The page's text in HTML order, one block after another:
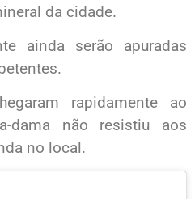
da cidade.
ainda serão apuradas
rapidamente ao
dama não resistiu aos
no local.